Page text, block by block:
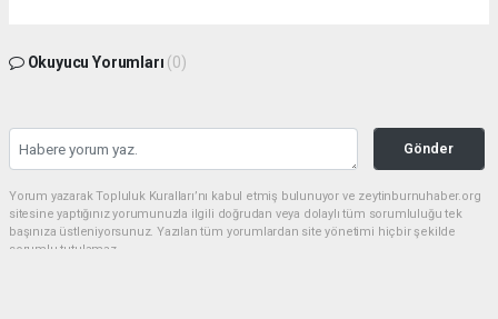
Okuyucu Yorumları (0)
Gönder
Yorum yazarak Topluluk Kuralları’nı kabul etmiş bulunuyor ve zeytinburnuhaber.org
sitesine yaptığınız yorumunuzla ilgili doğrudan veya dolaylı tüm sorumluluğu tek
başınıza üstleniyorsunuz. Yazılan tüm yorumlardan site yönetimi hiçbir şekilde
sorumlu tutulamaz.